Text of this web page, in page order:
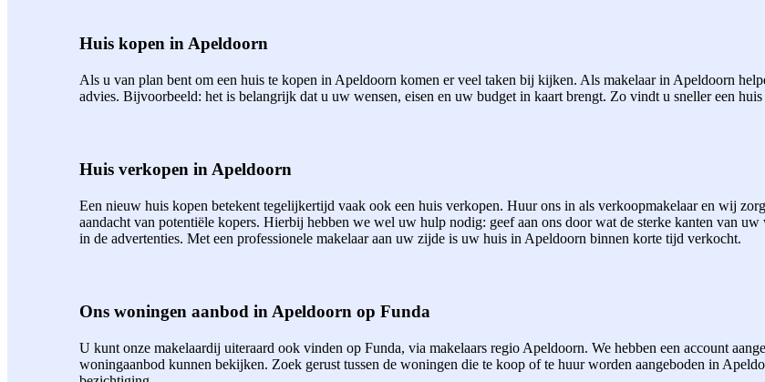
Huis kopen in Apeldoorn
Als u van plan bent om een huis te kopen in Apeldoorn komen er veel taken bij kijken. Als makelaar in Apeldoorn
advies. Bijvoorbeeld: het is belangrijk dat u uw wensen, eisen en uw budget in kaart brengt. Zo vindt u sneller een
Huis verkopen in Apeldoorn
Een nieuw huis kopen betekent tegelijkertijd vaak ook een huis verkopen. Huur ons in als verkoopmakelaar en wij
aandacht van potentiële kopers. Hierbij hebben we wel uw hulp nodig: geef aan ons door wat de sterke kanten van
in de advertenties. Met een professionele makelaar aan uw zijde is uw huis in Apeldoorn binnen korte tijd verkocht.
Ons woningen aanbod in Apeldoorn op Funda
U kunt onze makelaardij uiteraard ook vinden op Funda, via makelaars regio Apeldoorn. We hebben een account
woningaanbod kunnen bekijken. Zoek gerust tussen de woningen die te koop of te huur worden aangeboden in